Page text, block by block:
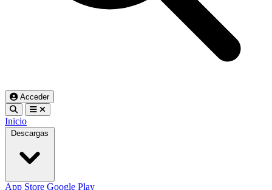
Acceder
Inicio
Descargas
App Store Google Play